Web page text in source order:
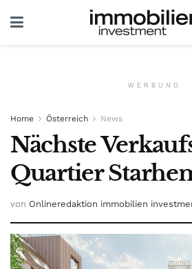
WERBUNG
Home Österreich News
Nächste
Quartier
von Onlineredaktion immobilien